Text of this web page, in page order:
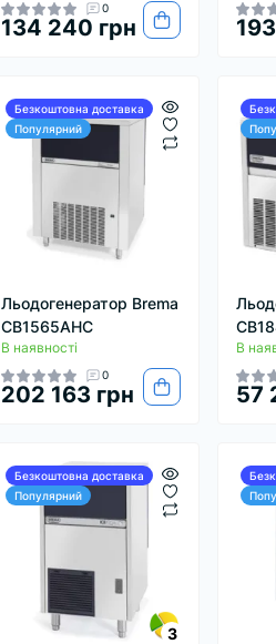
0
134 240 грн
Безкоштовна доставка
Популярний
Льодогенератор Brema
CB1565AHC
В наявності
0
202 163 грн
В
57
Безкоштовна доставка
Популярний
3